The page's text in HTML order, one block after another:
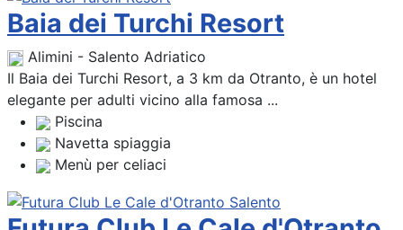
Baia dei Turchi Resort
Alimini - Salento Adriatico
Il Baia dei Turchi Resort, a 3 km da Otranto, è un hotel
elegante per adulti vicino alla famosa ...
Piscina
Navetta spiaggia
Menù per celiaci